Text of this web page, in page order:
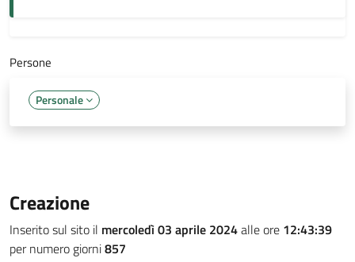
Persone
Personale
Creazione
Inserito sul sito il mercoledì 03 aprile 2024alle ore 12:43:39
per numero giorni857